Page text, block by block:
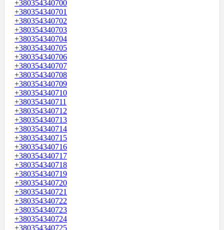
+380354340700
+380354340701
+380354340702
+380354340703
+380354340704
+380354340705
+380354340706
+380354340707
+380354340708
+380354340709
+380354340710
+380354340711
+380354340712
+380354340713
+380354340714
+380354340715
+380354340716
+380354340717
+380354340718
+380354340719
+380354340720
+380354340721
+380354340722
+380354340723
+380354340724
+380354340725